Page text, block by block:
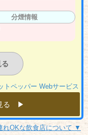
分煙情報
トペッパー Webサービス
る ▶︎
れOKな飲食店について ▼